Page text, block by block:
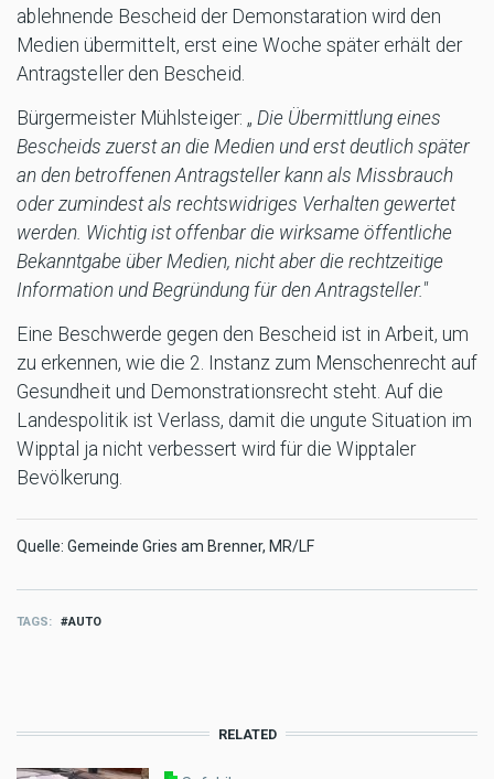
ablehnende Bescheid der Demonstaration wird den
Medien übermittelt, erst eine Woche später erhält der
Antragsteller den Bescheid.
Bürgermeister Mühlsteiger: „ Die Übermittlung eines
Bescheids zuerst an die Medien und erst deutlich später
an den betroffenen Antragsteller kann als Missbrauch
oder zumindest als rechtswidriges Verhalten gewertet
werden. Wichtig ist offenbar die wirksame öffentliche
Bekanntgabe über Medien, nicht aber die rechtzeitige
Information und Begründung für den Antragsteller."
Eine Beschwerde gegen den Bescheid ist in Arbeit, um
zu erkennen, wie die 2. Instanz zum Menschenrecht auf
Gesundheit und Demonstrationsrecht steht. Auf die
Landespolitik ist Verlass, damit die ungute Situation im
Wipptal ja nicht verbessert wird für die Wipptaler
Bevölkerung.
Quelle: Gemeinde Gries am Brenner, MR/LF
TAGS AUTO
RELATED